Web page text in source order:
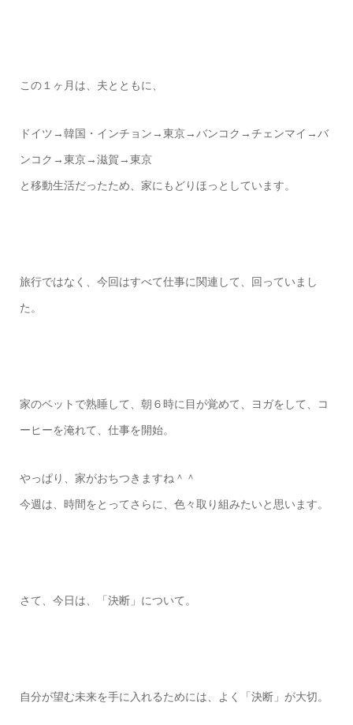
この１ヶ月は、夫とともに、
ドイツ→韓国・インチョン→東京→バンコク→チェンマイ→バ
ンコク→東京→滋賀→東京
と移動生活だったため、家にもどりほっとしています。
旅行ではなく、今回はすべて仕事に関連して、回っていまし
た。
家のベットで熟睡して、朝６時に目が覚めて、ヨガをして、コ
ーヒーを淹れて、仕事を開始。
やっぱり、家がおちつきますね＾＾
今週は、時間をとってさらに、色々取り組みたいと思います。
さて、今日は、「決断」について。
自分が望む未来を手に入れるためには、よく「決断」が大切。